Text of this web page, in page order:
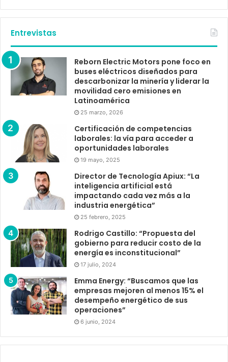
Entrevistas
Reborn Electric Motors pone foco en
buses eléctricos diseñados para
descarbonizar la minería y liderar la
movilidad cero emisiones en
Latinoamérica
25 marzo, 2026
Certificación de competencias
laborales: la vía para acceder a
oportunidades laborales
19 mayo, 2025
Director de Tecnología Apiux: “La
inteligencia artificial está
impactando cada vez más a la
industria energética”
25 febrero, 2025
Rodrigo Castillo: “Propuesta del
gobierno para reducir costo de la
energía es inconstitucional”
17 julio, 2024
Emma Energy: “Buscamos que las
empresas mejoren al menos 15% el
desempeño energético de sus
operaciones”
6 junio, 2024